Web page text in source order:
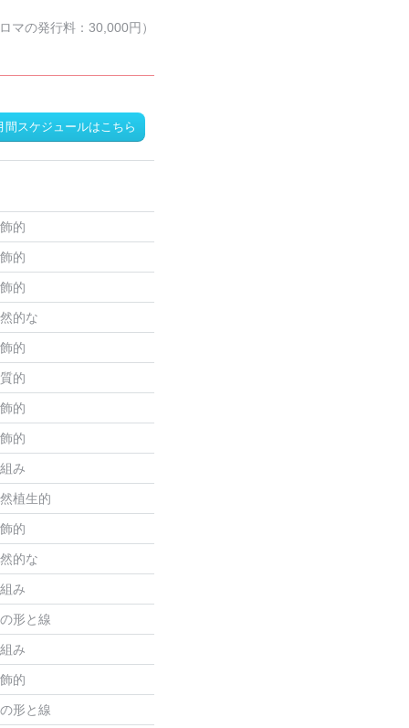
マの発行料：30,000円）
間スケジュールはこちら
的
的
的
的な
的
的
的
的
み
植生的
的
的な
み
形と線
み
的
形と線